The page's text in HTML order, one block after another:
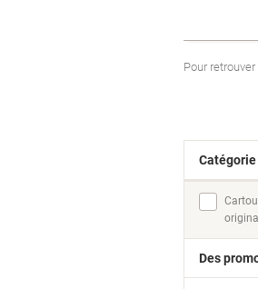
Pour
Catégorie
Des